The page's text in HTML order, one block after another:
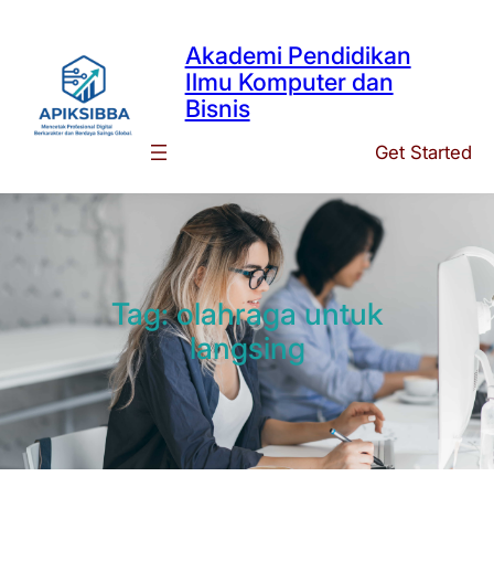
content
Akademi Pendidikan
Ilmu Komputer dan
Bisnis
Get Started
Tag:olahraga untuk
langsing